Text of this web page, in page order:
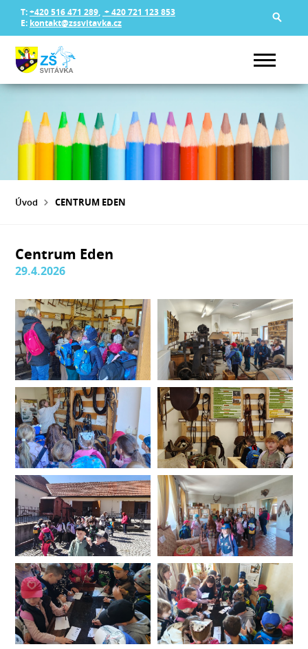
T:+420 516 471 289, + 420 721 123 853
E: kontakt@zssvitavka.cz
Úvod CENTRUM EDEN
Centrum Eden
29.4.2026